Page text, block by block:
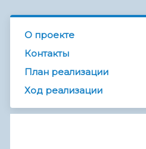
О проекте
Контакты
План реализации
Ход реализации